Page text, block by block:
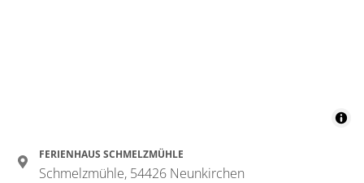
FERIENHAUS SCHMELZMÜHLE
Schmelzmühle, 54426 Neunkirchen